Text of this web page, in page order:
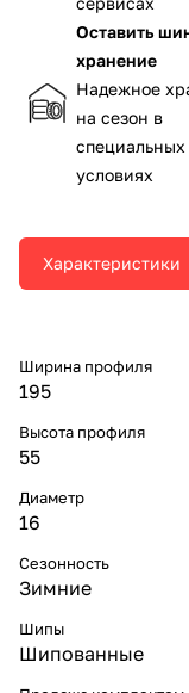
Оставить
хранение
Надежное
на сезон в
специальных
условиях
Характеристики
Ширина профиля
195
Высота профиля
55
Диаметр
16
Сезонность
Зимние
Шипы
Шипованные